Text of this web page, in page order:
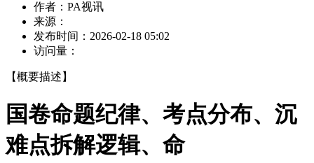
作者：PA视讯
来源：
发布时间： 2026-02-18 05:02
访问量：
【概要描述】
国卷命题纪律、考点分布、沉
难点拆解逻辑、命